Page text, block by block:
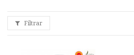
Filtrar